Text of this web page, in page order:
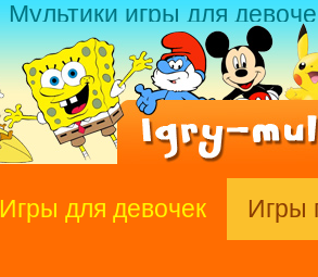
Мультики игры для
Игры для девочек Игры